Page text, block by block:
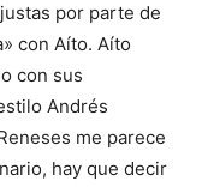
por parte de
con Aíto. Aíto
con sus
Andrés
me parece
hay que decir